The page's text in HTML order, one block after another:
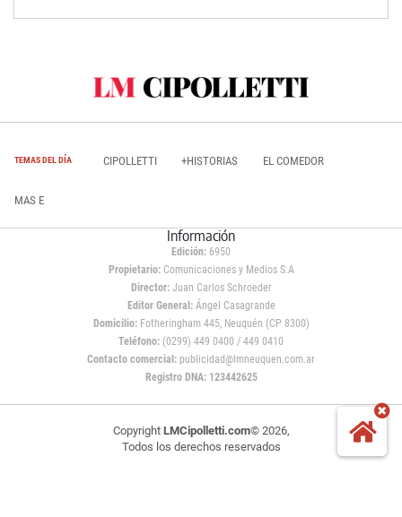
TEMAS DEL DÍA CIPOLLETTI +HISTORIAS EL COMEDOR
MAS E
Información
Edición: 6950
Propietario:Comunicaciones y Medios S.A
Director: Juan Carlos Schroeder
Editor General:Ángel Casagrande
Domicilio:Fotheringham 445, Neuquén (CP 8300)
Teléfono: (0299) 449 0400 / 449 0410
Contacto comercial: publicidad@lmneuquen.com.ar
Registro DNA: 123442625
Copyright LMCipolletti.com© 2026,
Todos los derechos reservados